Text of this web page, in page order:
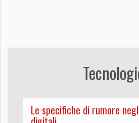
Le specifiche di rumore